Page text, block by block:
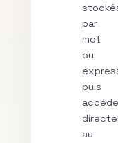
par
mot
ou
puis
au